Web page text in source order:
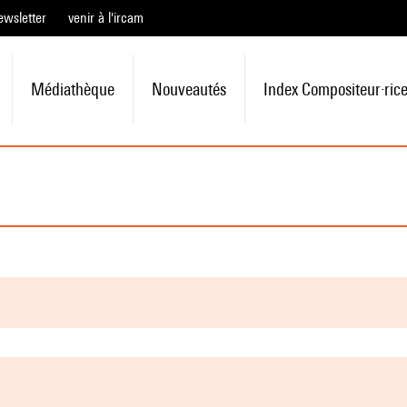
venir à l'ircam
Médiathèque Nouveautés Index Compositeur·rice